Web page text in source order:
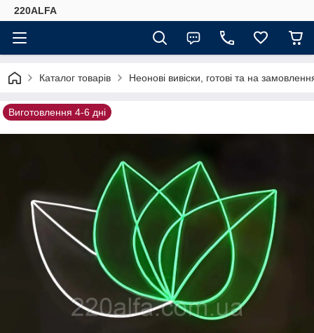
220ALFA
Каталог товарів Неонові вивіски, готові та на
Виготовлення 4-6 дні